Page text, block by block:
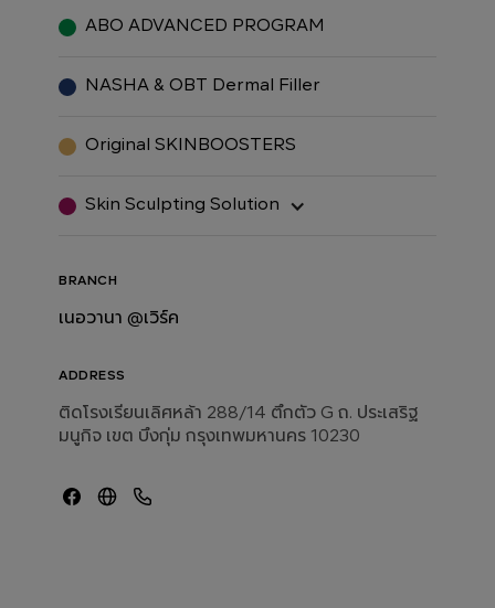
ABO ADVANCED PROGRAM
NASHA & OBT Dermal Filler
Original SKINBOOSTERS
Skin Sculpting Solution
BRANCH
เนอวานา @เวิร์ค
ADDRESS
ติดโรงเรียนเลิศหล้า 288/14 ตึกตัว G ถ. ประเสริฐ
มนูกิจ เขต บึงกุ่ม กรุงเทพมหานคร 10230